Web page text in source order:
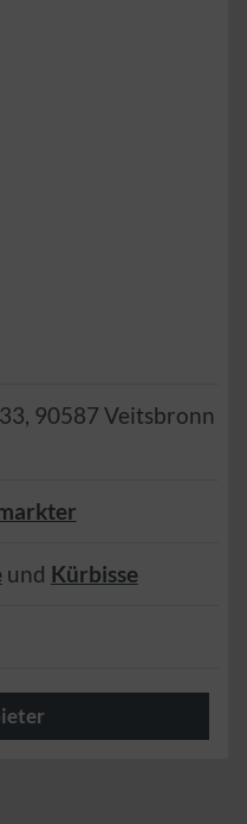
, 90587 Veitsbronn
und Kürbisse